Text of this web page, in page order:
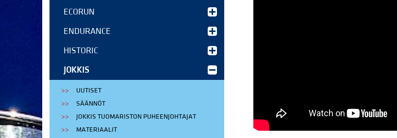
ECORUN
ENDURANCE
HISTORIC
JOKKIS
UUTISET
SÄÄNNÖT
JOKKIS TUOMARISTON PUHEENJOHTAJAT
MATERIAALIT